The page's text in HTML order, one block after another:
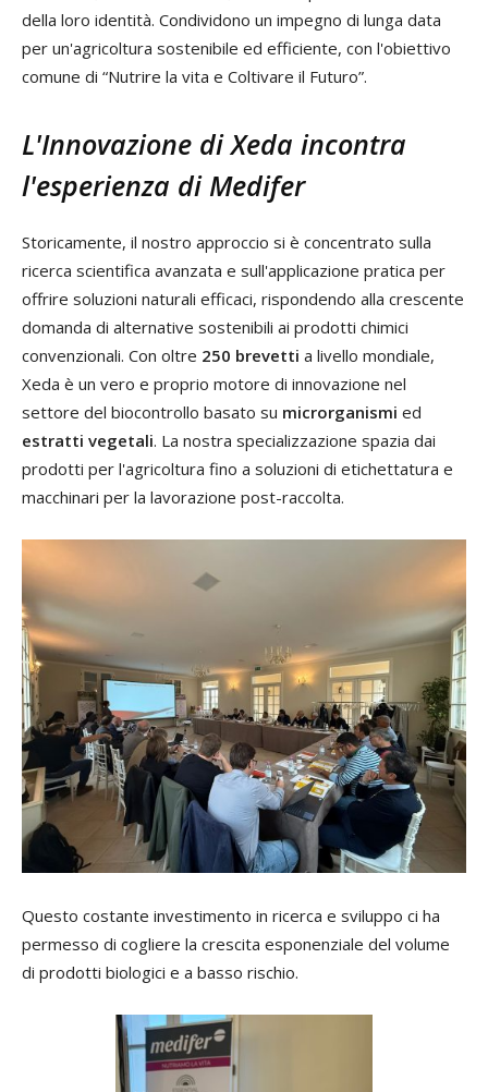
della loro identità. Condividono un impegno di lunga data
per un'agricoltura sostenibile ed efficiente, con l'obiettivo
comune di “Nutrire la vita e Coltivare il Futuro”.
L'Innovazione di Xeda incontra
l'esperienza di Medifer
Storicamente, il nostro approccio si è concentrato sulla
ricerca scientifica avanzata e sull'applicazione pratica per
offrire soluzioni naturali efficaci, rispondendo alla crescente
domanda di alternative sostenibili ai prodotti chimici
convenzionali. Con oltre 250 brevetti a livello mondiale,
Xeda è un vero e proprio motore di innovazione nel
settore del biocontrollo basato su microrganismi ed
estratti vegetali. La nostra specializzazione spazia dai
prodotti per l'agricoltura fino a soluzioni di etichettatura e
macchinari per la lavorazione post-raccolta.
Questo costante investimento in ricerca e sviluppo ci ha
permesso di cogliere la crescita esponenziale del volume
di prodotti biologici e a basso rischio.